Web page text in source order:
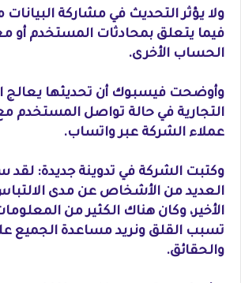
ولا يؤثر التحديث في مشاركة
فيما يتعلق بمحادثات المستخدم أو
الحساب الأخرى.
وأوضحت فيسبوك أن تحديثها يعالج
التجارية في حالة تواصل المستخدم
عملاء الشركة عبر واتساب.
وكتبت الشركة في تدوينة جديدة: لقد
العديد من الأشخاص عن مدى
الأخير، وكان هناك الكثير من
تسبب القلق ونريد مساعدة الجميع
والحقائق.